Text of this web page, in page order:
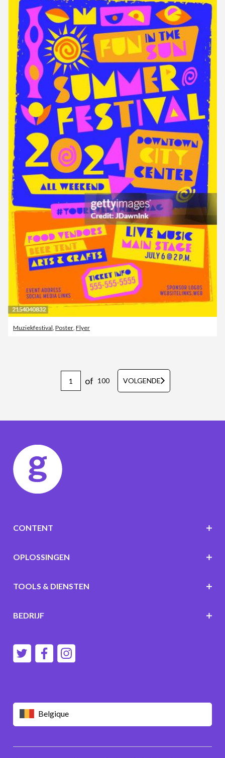
Muziekfestival, Poster, Flyer
of 100 VOLGENDE
Belgique
CONTENT
OPLOSSINGEN
TOOLS & DIENSTEN
BEDRIJF